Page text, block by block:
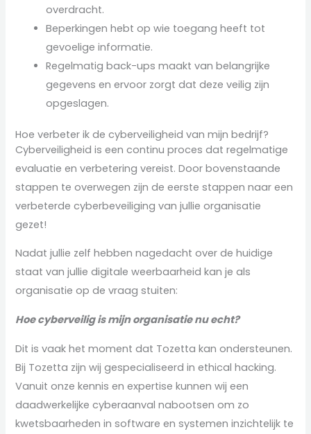
overdracht.
Beperkingen hebt op wie toegang heeft tot
gevoelige informatie.
Regelmatig back-ups maakt van belangrijke
gegevens en ervoor zorgt dat deze veilig zijn
opgeslagen.
Hoe verbeter ik de cyberveiligheid van mijn bedrijf?
Cyberveiligheid is een continu proces dat regelmatige
evaluatie en verbetering vereist. Door bovenstaande
stappen te overwegen zijn de eerste stappen naar een
verbeterde cyberbeveiliging van jullie organisatie
gezet!
Nadat jullie zelf hebben nagedacht over de huidige
staat van jullie digitale weerbaarheid kan je als
organisatie op de vraag stuiten:
Hoe cyberveilig is mijn organisatie nu echt?
Dit is vaak het moment dat Tozetta kan ondersteunen.
Bij Tozetta zijn wij gespecialiseerd in ethical hacking.
Vanuit onze kennis en expertise kunnen wij een
daadwerkelijke cyberaanval nabootsen om zo
kwetsbaarheden in software en systemen inzichtelijk te